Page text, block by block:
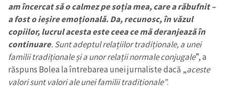
am încercat să o calmez pe soția mea, care a răbufnit –
a fost o ieșire emoțională. Da, recunosc, în văzul
copiilor, lucrul acesta este ceea ce mă deranjează în
continuare. Sunt adeptul relațiilor tradiționale, a unei
familii tradiționale și a unor relații normale conjugale”, a
răspuns Bolea la întrebarea unei jurnaliste dacă „aceste
valori sunt valori ale unei familii tradiționale”.